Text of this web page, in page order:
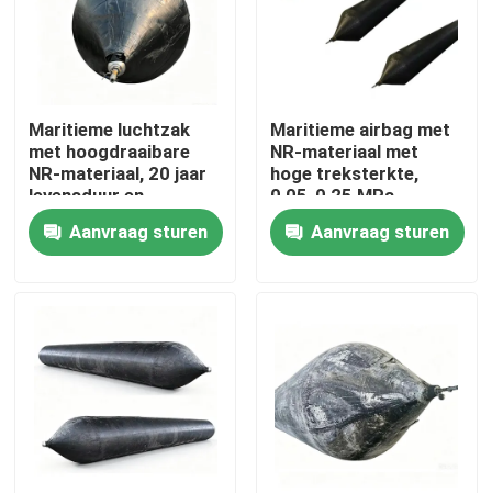
Producten
Videos
Maritieme luchtzak
met hoogdraaibare
NR-materiaal, 20 jaar
levensduur en
werkdruk van 0,05-
0,25 MPA voor het
lanceren van schepen
Aanvraag sturen
Maritieme airbag met
NR-materiaal met
hoge treksterkte,
0,05-0,25 MPa
werkdruk en meer dan
20 jaar levensduur
voor scheepslancering
Aanvraag sturen